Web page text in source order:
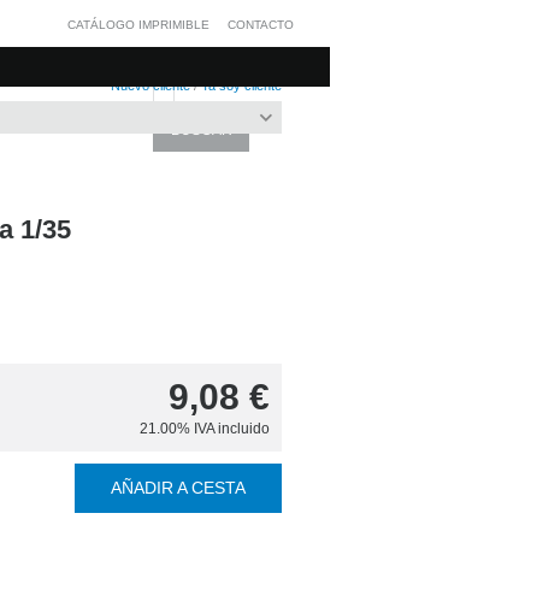
Nuevo cliente/Ya soy cliente
CATÁLOGO IMPRIMIBLE CONTACTO
1/35
9,08 €
21.00% IVA incluido
AÑADIR A CESTA